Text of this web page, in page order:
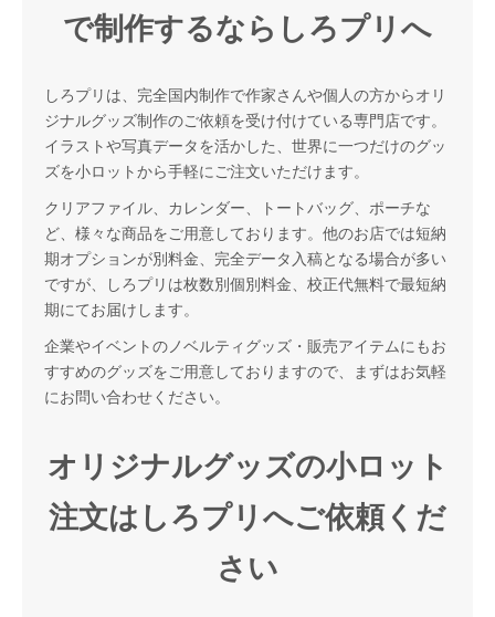
で制作するならしろプリへ
しろプリは、完全国内制作で作家さんや個人の方からオリ
ジナルグッズ制作のご依頼を受け付けている専門店です。
イラストや写真データを活かした、世界に一つだけのグッ
ズを小ロットから手軽にご注文いただけます。
クリアファイル、カレンダー、トートバッグ、ポーチな
ど、様々な商品をご用意しております。他のお店では短納
期オプションが別料金、完全データ入稿となる場合が多い
ですが、しろプリは枚数別個別料金、校正代無料で最短納
期にてお届けします。
企業やイベントのノベルティグッズ・販売アイテムにもお
すすめのグッズをご用意しておりますので、まずはお気軽
にお問い合わせください。
オリジナルグッズの小ロット
注文はしろプリへご依頼くだ
さい